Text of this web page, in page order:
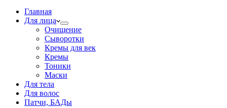
Главная
Для лица
Очищение
Сыворотки
Кремы для век
Кремы
Тоники
Маски
Для тела
Для волос
Патчи, БАДы